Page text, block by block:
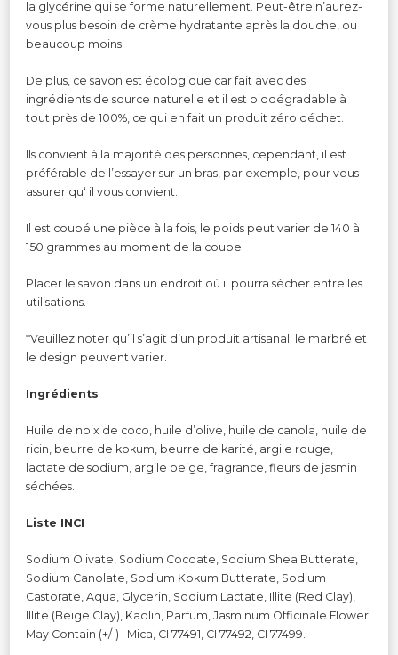
la glycérine qui se forme naturellement. Peut-être n’aurez-
vous plus besoin de crème hydratante après la douche, ou
beaucoup moins.
De plus, ce savon est écologique car fait avec des
ingrédients de source naturelle et il est biodégradable à
tout près de 100%, ce qui en fait un produit zéro déchet.
Ils convient à la majorité des personnes, cependant, il est
préférable de l’essayer sur un bras, par exemple, pour vous
assurer qu‘ il vous convient.
Il est coupé une pièce à la fois, le poids peut varier de 140 à
150 grammes au moment de la coupe.
Placer le savon dans un endroit où il pourra sécher entre les
utilisations.
*Veuillez noter qu’il s’agit d’un produit artisanal; le marbré et
le design peuvent varier.
Ingrédients
Huile de noix de coco, huile d’olive, huile de canola, huile de
ricin, beurre de kokum, beurre de karité, argile rouge,
lactate de sodium, argile beige, fragrance, fleurs de jasmin
séchées.
Liste INCI
Sodium Olivate, Sodium Cocoate, Sodium Shea Butterate,
Sodium Canolate, Sodium Kokum Butterate, Sodium
Castorate, Aqua, Glycerin, Sodium Lactate, Illite (Red Clay),
Illite (Beige Clay), Kaolin, Parfum, Jasminum Officinale Flower.
May Contain (+/-) : Mica, CI 77491, CI 77492, CI 77499.